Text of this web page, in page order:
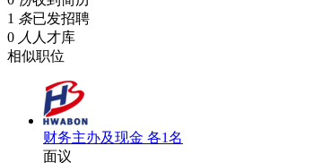
1 条已发招聘
0 人 人才库
相似职位
财务主办及现金 各1名
面议